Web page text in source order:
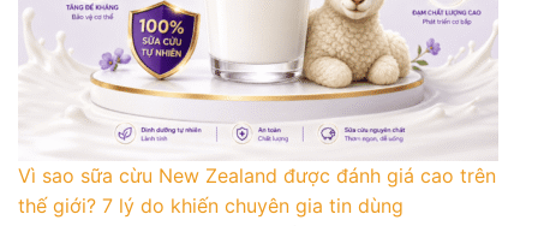
Vì sao sữa cừu New Zealand được đánh giá cao trên
thế giới? 7 lý do khiến chuyên gia tin dùng